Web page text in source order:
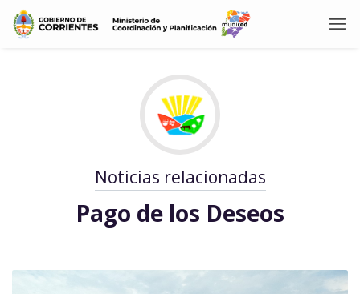
Noticias relacionadas
Pago de los Deseos